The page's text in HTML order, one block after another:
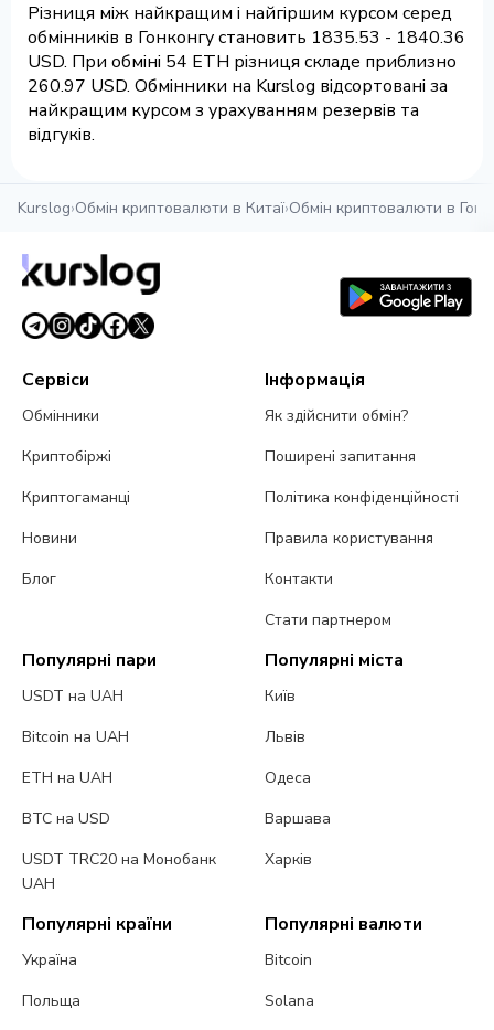
Різниця між найкращим і найгіршим курсом серед
обмінників в Гонконгу становить 1835.53 - 1840.36
USD. При обміні 54 ETH різниця складе приблизно
260.97 USD. Обмінники на Kurslog відсортовані за
найкращим курсом з урахуванням резервів та
відгуків.
Kurslog›Обмін криптовалюти в Китаї›Обмін криптовалюти в
Сервіси
Обмінники
Криптобіржі
Криптогаманці
Новини
Блог
Інформація
Як здійснити обмін?
Поширені запитання
Політика конфіденційності
Правила користування
Контакти
Стати партнером
Популярні пари
USDT на UAH
Bitcoin на UAH
ETH на UAH
BTC на USD
USDT TRC20 на Монобанк
UAH
Популярні міста
Київ
Львів
Одеса
Варшава
Харків
Популярні країни
Україна
Польща
Популярні валюти
Bitcoin
Solana